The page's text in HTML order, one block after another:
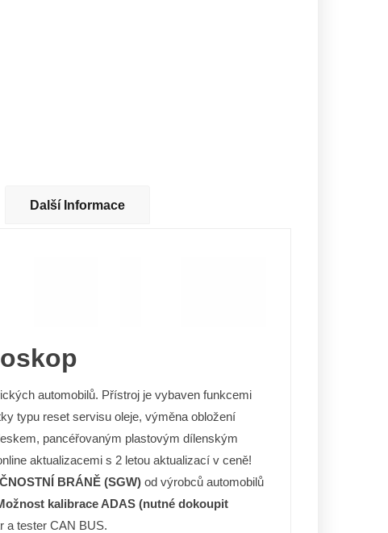
Další Informace
automobilů. Přístroj je vybaven funkcemi
typu reset servisu oleje, výměna obložení
pancéřovaným plastovým dílenským
aktualizacemi s 2 letou aktualizací v ceně!
BRÁNĚ (SGW) od výrobců automobilů
kalibrace ADAS (nutné dokoupit
a tester CAN BUS.